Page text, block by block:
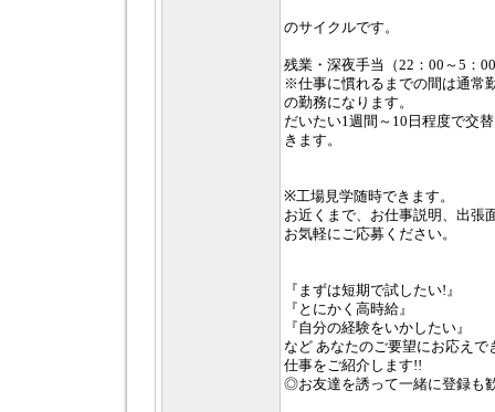
のサイクルです。
残業・深夜手当（22：00～5：
※仕事に慣れるまでの間は通
の勤務になります。
だいたい1週間～10日程度で交
きます。
※工場見学随時できます。
お近くまで、お仕事説明、出張
お気軽にご応募ください。
『まずは短期で試したい!』
『とにかく高時給』
『自分の経験をいかしたい』
など あなたのご要望にお応えで
仕事をご紹介します!!
◎お友達を誘って一緒に登録も